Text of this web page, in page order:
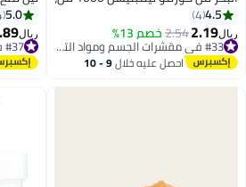
غسول مرطب للجسم، تنظيف
وتقشير، لجميع أنواع البشرة،
مقشرات للوجه والجسم، جل
استحمام للرجال والنساء
4.5
4
ريال2.19
2.54خصم 13%
تم بيع +30 مؤخرًا
احصل عليه خلال 9 - 10
5.0
ريال
تم بيع